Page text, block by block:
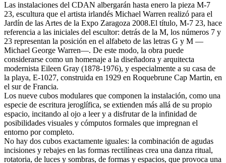
Las instalaciones del CDAN albergarán hasta enero la pieza M-7
23, escultura que el artista irlandés Michael Warren realizó para el
Jardín de las Artes de la Expo Zaragoza 2008.El título, M-7 23, hace
referencia a las iniciales del escultor: detrás de la M, los números 7 y
23 representan la posición en el alfabeto de las letras G y M —
Michael George Warren—. De este modo, la obra puede
considerarse como un homenaje a la diseñadora y arquitecta
modernista Eileen Gray (1878-1976), y especialmente a su casa de
la playa, E-1027, construida en 1929 en Roquebrune Cap Martin, en
el sur de Francia.
Los nueve cubos modulares que componen la instalación, como una
especie de escritura jeroglífica, se extienden más allá de su propio
espacio, incitando al ojo a leer y a disfrutar de la infinidad de
posibilidades visuales y cómputos formales que impregnan el
entorno por completo.
No hay dos cubos exactamente iguales: la combinación de agudas
incisiones y rebajes en las formas rectilíneas crea una danza ritual,
rotatoria, de luces y sombras, de formas y espacios, que provoca una